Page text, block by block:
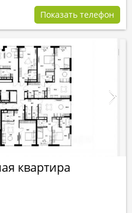
Показать телефон
квартира